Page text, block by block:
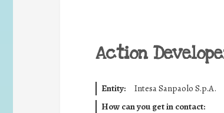
Action
Entity: Intesa Sanpaolo S.p.A.
How can you get in contact: